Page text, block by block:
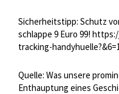
Sicherheitstipp: Schutz
schlappe 9 Euro 99!
tracking-
Quelle: Was unsere
Enthauptung eines